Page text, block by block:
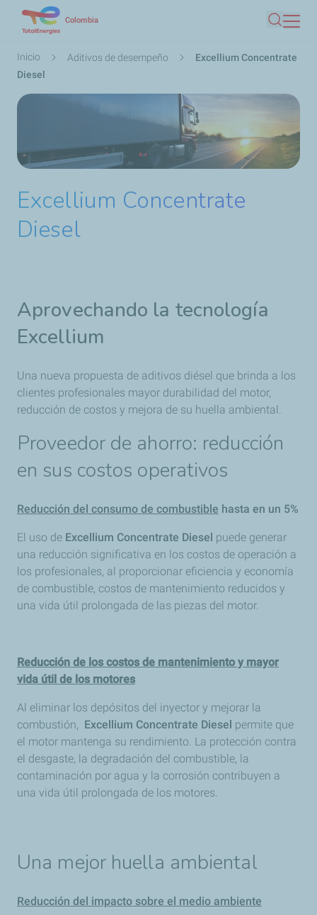
contenido
Colombia
Buscar
Ruta
de
navegación
Inicio Aditivos de desempeño
Excellium Concentrate
Diesel
Excellium Concentrate
Diesel
Aprovechando la tecnología
Excellium
Una nueva propuesta de aditivos diésel que brinda a los
clientes profesionales mayor durabilidad del motor,
reducción de costos y mejora de su huella ambiental.
Proveedor de ahorro: reducción
en sus costos operativos
Reducción del consumo de combustible hasta en un 5%
El uso de Excellium Concentrate Diesel puede generar
una reducción significativa en los costos de operación a
los profesionales, al proporcionar eficiencia y economía
de combustible, costos de mantenimiento reducidos y
una vida útil prolongada de las piezas del motor.
Reducción de los costos de mantenimiento y mayor
vida útil de los motores
Al eliminar los depósitos del inyector y mejorar la
combustión, Excellium Concentrate Diesel permite que
el motor mantenga su rendimiento. La protección contra
el desgaste, la degradación del combustible, la
contaminación por agua y la corrosión contribuyen a
una vida útil prolongada de los motores.
Una mejor huella ambiental
Reducción del impacto sobre el medio ambiente